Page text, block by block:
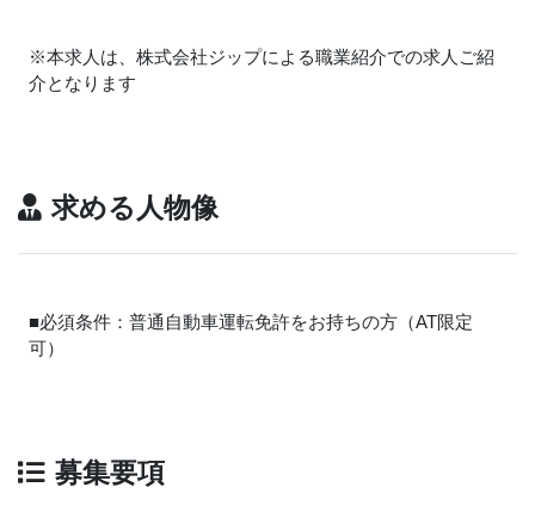
※本求人は、株式会社ジップによる職業紹介での求人ご紹
介となります
求める人物像
■必須条件：普通自動車運転免許をお持ちの方（AT限定
可）
募集要項